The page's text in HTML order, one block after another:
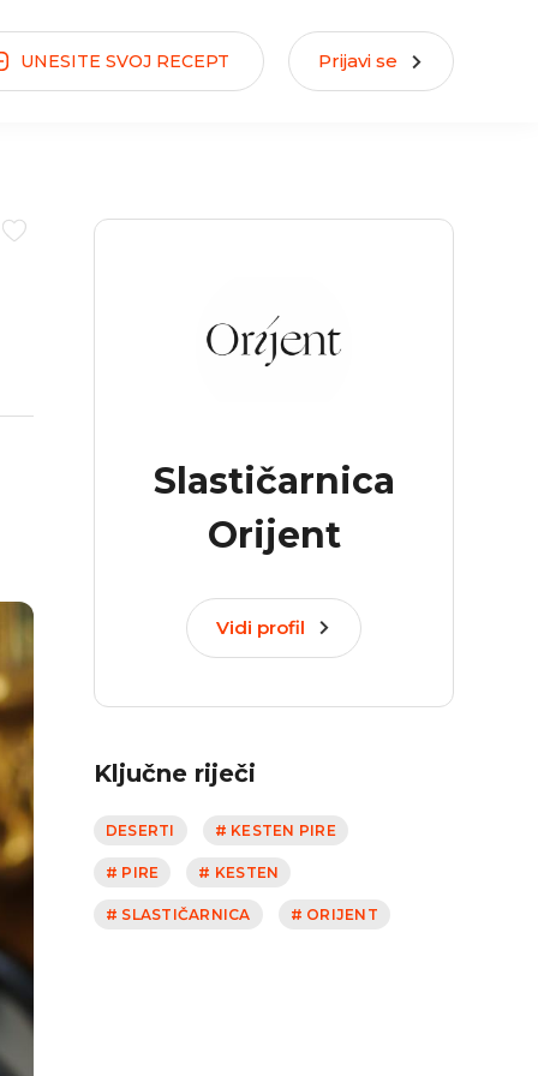
UNESITE SVOJ RECEPT Prijavi se
Slastičarnica
Orijent
Vidi profil
Ključne riječi
DESERTI # KESTEN PIRE
# PIRE # KESTEN
# SLASTIČARNICA # ORIJENT